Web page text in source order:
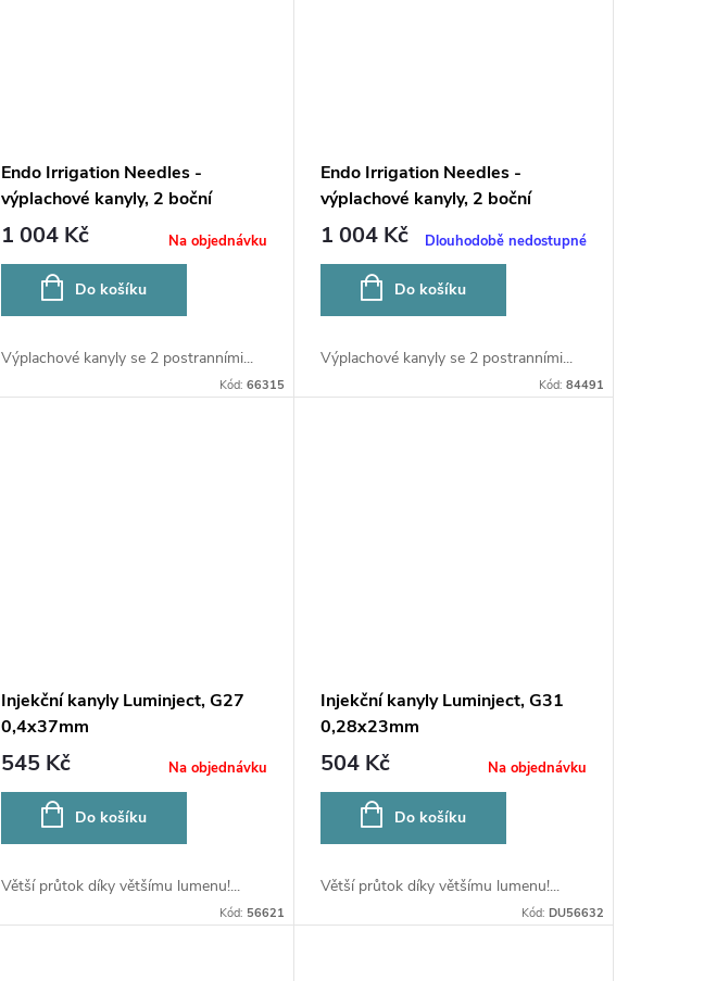
Endo Irrigation Needles -
výplachové kanyly, 2 boční
otvory, 0,28x25mm
1 004 Kč Na objednávku
Do košíku
Výplachové kanyly se 2 postranními...
Kód: 66315
Endo Irrigation Needles -
výplachové kanyly, 2 boční
otvory, 0,4x25mm
1 004 Kč Dlouhodobě nedostupné
Do košíku
Výplachové kanyly se 2 postranními...
Kód: 84491
Injekční kanyly Luminject, G27
0,4x37mm
545 Kč Na objednávku
Do košíku
Větší průtok díky většímu lumenu!...
Kód: 56621
Injekční kanyly Luminject, G31
0,28x23mm
504 Kč Na objednávku
Do košíku
Větší průtok díky většímu lumenu!...
Kód: DU56632